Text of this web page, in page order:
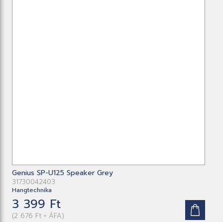
Genius SP-U125 Speaker Grey
31730042403
Hangtechnika
3 399 Ft
(2 676 Ft + ÁFA)